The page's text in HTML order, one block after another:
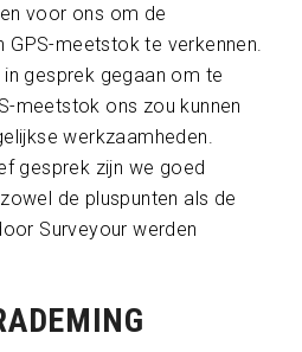
voor ons om de
GPS-meetstok te verkennen.
gesprek gegaan om te
meetstok ons zou kunnen
werkzaamheden.
gesprek zijn we goed
de pluspunten als de
Surveyour werden